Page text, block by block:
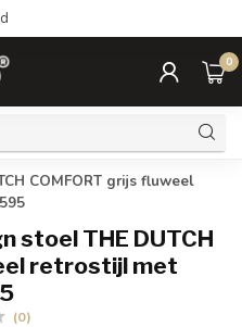
0
COMFORT grijs fluweel
stoel THE DUTCH
retrostijl met
(0)